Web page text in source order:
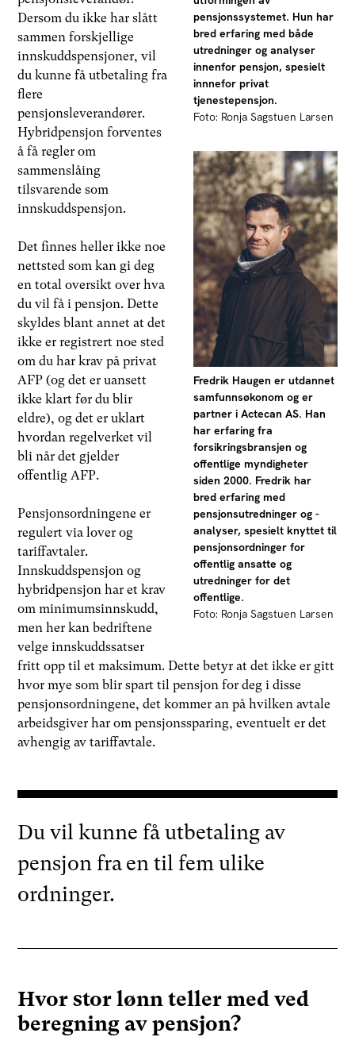
pensjonssystemet. Hun har
bred erfaring med både
utredninger og analyser
innenfor pensjon, spesielt
innnefor privat
tjenestepensjon.
Foto: Ronja Sagstuen Larsen
Fredrik Haugen er utdannet
samfunnsøkonom og er
partner i Actecan AS. Han
har erfaring fra
forsikringsbransjen og
offentlige myndigheter
siden 2000. Fredrik har
bred erfaring med
pensjonsutredninger og -
analyser, spesielt knyttet til
pensjonsordninger for
offentlig ansatte og
utredninger for det
offentlige.
Foto: Ronja Sagstuen Larsen
Dersom du ikke har slått
sammen forskjellige
innskuddspensjoner, vil
du kunne få utbetaling fra
flere
pensjonsleverandører.
Hybridpensjon forventes
å få regler om
sammenslåing
tilsvarende som
innskuddspensjon.
Det finnes heller ikke noe
nettsted som kan gi deg
en total oversikt over hva
du vil få i pensjon. Dette
skyldes blant annet at det
ikke er registrert noe sted
om du har krav på privat
AFP (og det er uansett
ikke klart før du blir
eldre), og det er uklart
hvordan regelverket vil
bli når det gjelder
offentlig AFP.
Pensjonsordningene er
regulert via lover og
tariffavtaler.
Innskuddspensjon og
hybridpensjon har et krav
om minimumsinnskudd,
men her kan bedriftene
velge innskuddssatser
fritt opp til et maksimum. Dette betyr at det ikke er gitt
hvor mye som blir spart til pensjon for deg i disse
pensjonsordningene, det kommer an på hvilken avtale
arbeidsgiver har om pensjonssparing, eventuelt er det
avhengig av tariffavtale.
Du vil kunne få utbetaling av
pensjon fra en til fem ulike
ordninger.
Hvor stor lønn teller med ved
beregning av pensjon?